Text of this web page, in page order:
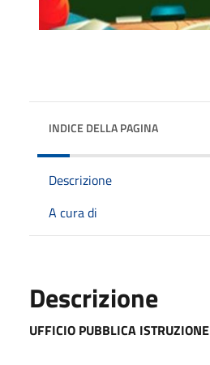
INDICE DELLA PAGINA
Descrizione
A cura di
Descrizione
UFFICIO PUBBLICA ISTRUZIONE